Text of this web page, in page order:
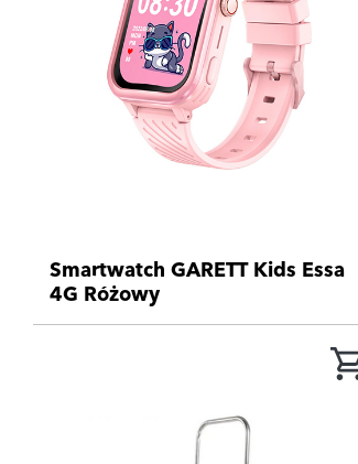
Smartwatch GARETT Kids Essa
4G Różowy